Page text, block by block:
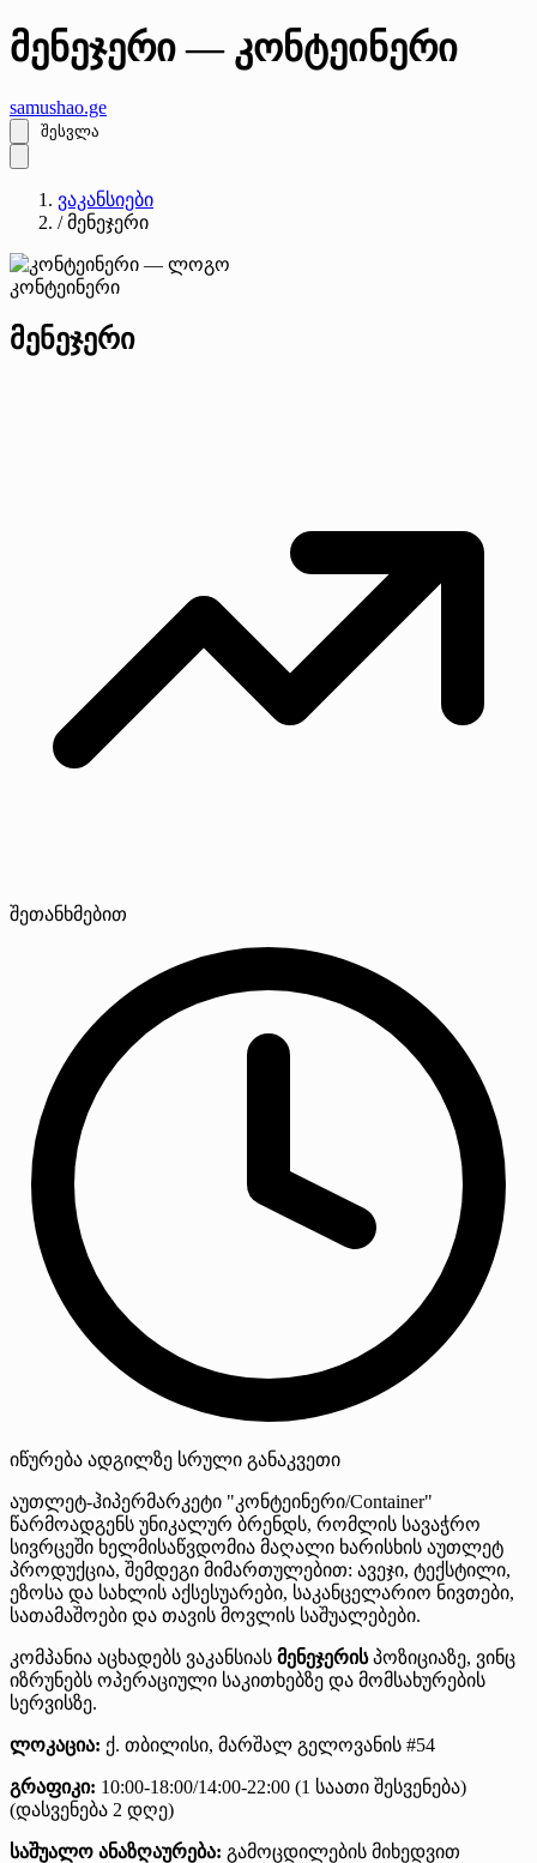
მენეჯერი — კონტეინერი
samushao.ge
შესვლა
ვაკანსიები
/ მენეჯერი
კონტეინერი
მენეჯერი
შეთანხმებით
იწურება ადგილზე სრული განაკვეთი
აუთლეტ-ჰიპერმარკეტი "კონტეინერი/Container"
წარმოადგენს უნიკალურ ბრენდს, რომლის სავაჭრო
სივრცეში ხელმისაწვდომია მაღალი ხარისხის აუთლეტ
პროდუქცია, შემდეგი მიმართულებით: ავეჯი, ტექსტილი,
ეზოსა და სახლის აქსესუარები, საკანცელარიო ნივთები,
სათამაშოები და თავის მოვლის საშუალებები.
კომპანია აცხადებს ვაკანსიას მენეჯერისპოზიციაზე, ვინც
იზრუნებს ოპერაციული საკითხებზე და მომსახურების
სერვისზე.
ლოკაცია: ქ. თბილისი, მარშალ გელოვანის #54
გრაფიკი: 10:00-18:00/14:00-22:00 (1 საათი შესვენება)
(დასვენება 2 დღე)
საშუალო ანაზღაურება: გამოცდილების მიხედვით